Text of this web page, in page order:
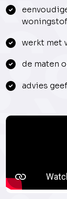
werkt met
de maten
advies